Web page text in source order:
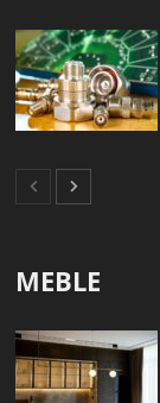
MEBLE